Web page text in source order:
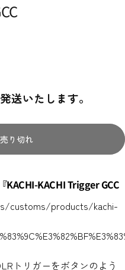
送いたします。
売り切れ
KACHI-KACHI Trigger GCC
customs/products/kachi-
トリガーをボタンのよう